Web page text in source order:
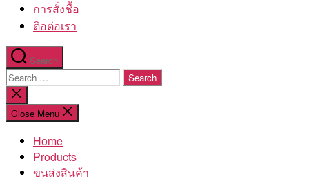
การสั่งชื้อ
ติอต่อเรา
Search
Search
for:
Close
search
Close Menu
Home
Products
ขนส่งสินค้า